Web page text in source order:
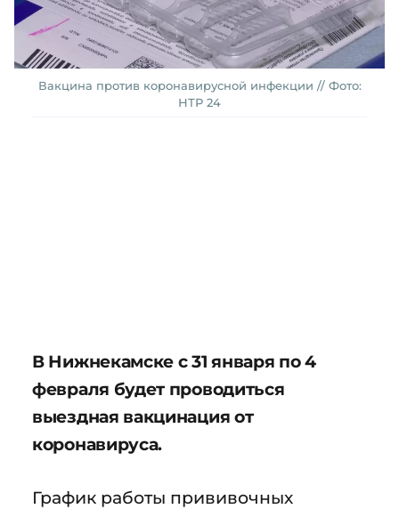
Вакцина против коронавирусной инфекции // Фото:
НТР 24
В Нижнекамске с 31 января по 4
февраля будет проводиться
выездная вакцинация от
коронавируса.
График работы прививочных